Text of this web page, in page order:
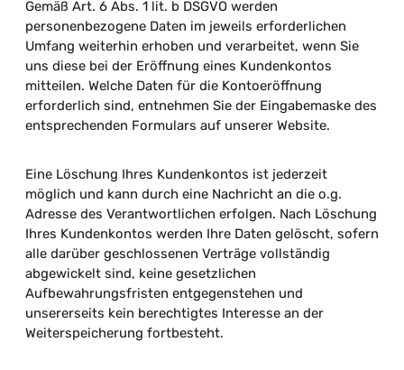
Gemäß Art. 6 Abs. 1 lit. b DSGVO werden
personenbezogene Daten im jeweils erforderlichen
Umfang weiterhin erhoben und verarbeitet, wenn Sie
uns diese bei der Eröffnung eines Kundenkontos
mitteilen. Welche Daten für die Kontoeröffnung
erforderlich sind, entnehmen Sie der Eingabemaske des
entsprechenden Formulars auf unserer Website.
Eine Löschung Ihres Kundenkontos ist jederzeit
möglich und kann durch eine Nachricht an die o.g.
Adresse des Verantwortlichen erfolgen. Nach Löschung
Ihres Kundenkontos werden Ihre Daten gelöscht, sofern
alle darüber geschlossenen Verträge vollständig
abgewickelt sind, keine gesetzlichen
Aufbewahrungsfristen entgegenstehen und
unsererseits kein berechtigtes Interesse an der
Weiterspeicherung fortbesteht.